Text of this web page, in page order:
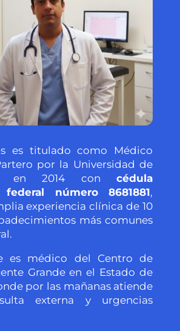
es titulado como Médico
por la Universidad de
en 2014 concédula
federal número 8681881,
experiencia clínica de 10
más comunes
es médico del Centro de
Grande en el Estado de
por las mañanas atiende
externa y urgencias